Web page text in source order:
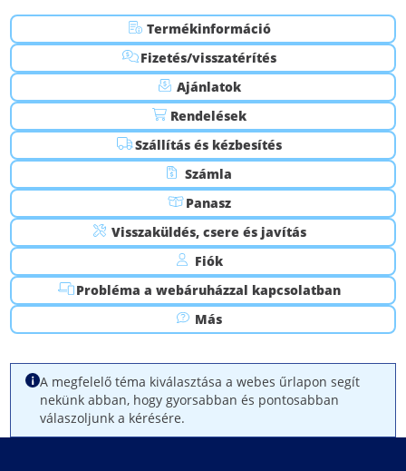
Adatvédelmi tájékoztató
Visszaküldés & Elállás
Általános Szerződési Feltételek
Visszahívott termékek
expondo Partners
7 napos árgarancia
Termékinformáció
Fizetés/visszatérítés
Ajánlatok
Rendelések
Szállítás és kézbesítés
Számla
Panasz
Visszaküldés, csere és javítás
Fiók
Probléma a webáruházzal kapcsolatban
Más
A megfelelő téma kiválasztása a webes űrlapon segít
nekünk abban, hogy gyorsabban és pontosabban
válaszoljunk a kérésére.